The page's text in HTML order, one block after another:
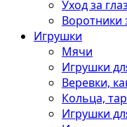
Уход за
Игрушки
Мячи
Игрушки
Веревки,
Кольца,
Игрушки